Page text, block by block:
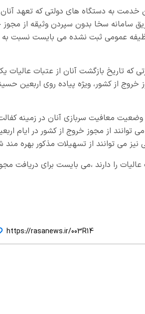
به دستگاه های دولتی که تعهد آنان
سامانه سخا بدون سپردن وثیقه از مجوز
عمومی ثبت نشده می بایست نسبت
تاریخ بازگشت آنان از عتبات عالیات
از کشور، ویژه پیاده روی اربعین
معافیت سربازی آنان در زمینه
از مجوز خروج از کشور در ایام
می توانند از تسهیلات مذکور بهره مند
را دارند ،می بایست برای دریافت
https://rasanews.ir/003R14